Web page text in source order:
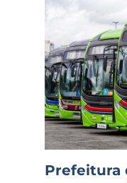
Prefeitura